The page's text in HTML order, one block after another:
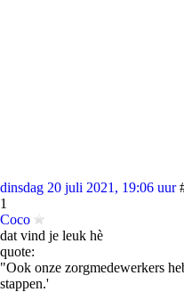
dinsdag 20 juli 2021, 19:06 uur
1
Coco
dat vind je leuk hè
quote:
"Ook onze zorgmedewerkers
stappen.'